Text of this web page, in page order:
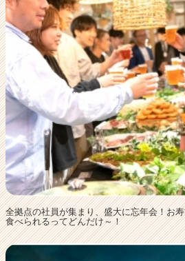
全拠点の社員が集まり、盛大に忘年会！お
食べられるってどんだけ～！